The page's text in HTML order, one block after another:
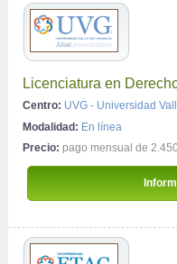
Licenciatura en
Centro: UVG - Universidad
Modalidad: En línea
Precio: pago mensual de